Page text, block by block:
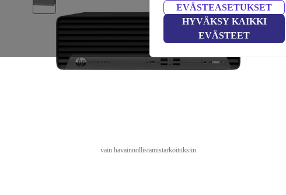
EVÄSTEASETUKSET
HYVÄKSY KAIKKI
EVÄSTEET
vain havainnollistamistarkoituksiin